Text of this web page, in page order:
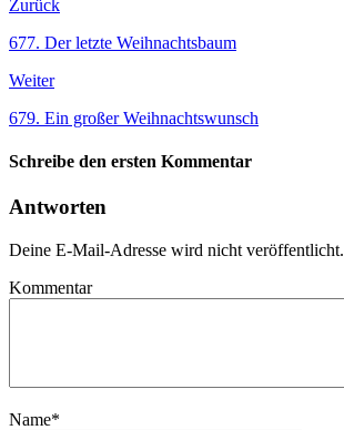
Zurück
677. Der letzte Weihnachtsbaum
Weiter
679. Ein großer Weihnachtswunsch
Schreibe den ersten Kommentar
Antworten
Deine E-Mail-Adresse wird nicht veröffentlicht.
Kommentar
Name*